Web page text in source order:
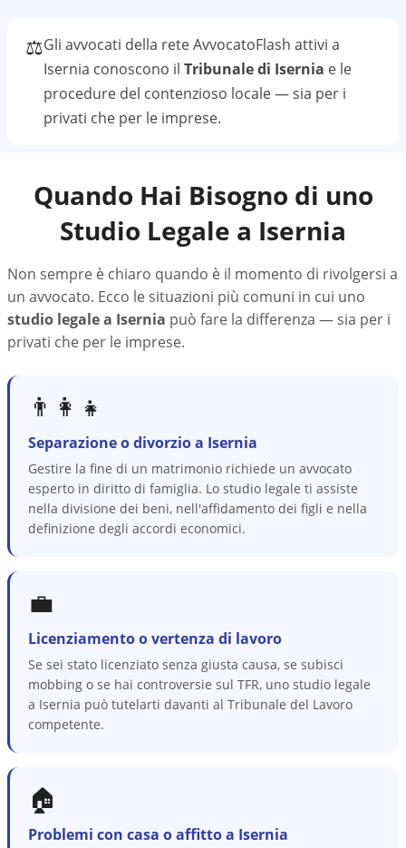
⚖️Gli avvocati della rete AvvocatoFlash attivi a
Isernia conoscono il Tribunale di Isernia e le
procedure del contenzioso locale — sia per i
privati che per le imprese.
Quando Hai Bisogno di uno
Studio Legale a Isernia
Non sempre è chiaro quando è il momento di rivolgersi a
un avvocato. Ecco le situazioni più comuni in cui uno
studio legale a Isernia può fare la differenza — sia per i
privati che per le imprese.
👨‍👩‍👧
Separazione o divorzio a Isernia
Gestire la fine di un matrimonio richiede un avvocato
esperto in diritto di famiglia. Lo studio legale ti assiste
nella divisione dei beni, nell'affidamento dei figli e nella
definizione degli accordi economici.
💼
Licenziamento o vertenza di lavoro
Se sei stato licenziato senza giusta causa, se subisci
mobbing o se hai controversie sul TFR, uno studio legale
a Isernia può tutelarti davanti al Tribunale del Lavoro
competente.
🏠
Problemi con casa o affitto a Isernia